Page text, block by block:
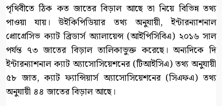
পৃথিবীতে ঠিক কত জাতের বিড়াল আছে তা নিয়ে বিভিন্ন তথ্য
পাওয়া যায়। উইকিপিডিয়ার তথ্য অনুযায়ী, ইন্টারন্যাশনাল
প্রোগ্রেসিভ ক্যাট ব্রিডার্স অ্যালায়েন্স (আইপিসিবিএ) ২০১৬ সাল
পর্যন্ত ৭৩ জাতের বিড়াল তালিকাভুক্ত করেছে। অন্যদিকে দি
ইন্টারন্যাশনাল ক্যাট অ্যাসোসিয়েশনের (টিআইসিএ) তথ্য অনুযায়ী
৫৮ জাত, ক্যাট ফ্যান্সিয়ার্স অ্যাসোসিয়েশনের (সিএফএ) তথ্য
অনুযায়ী ৪৪ জাতের বিড়াল আছে।